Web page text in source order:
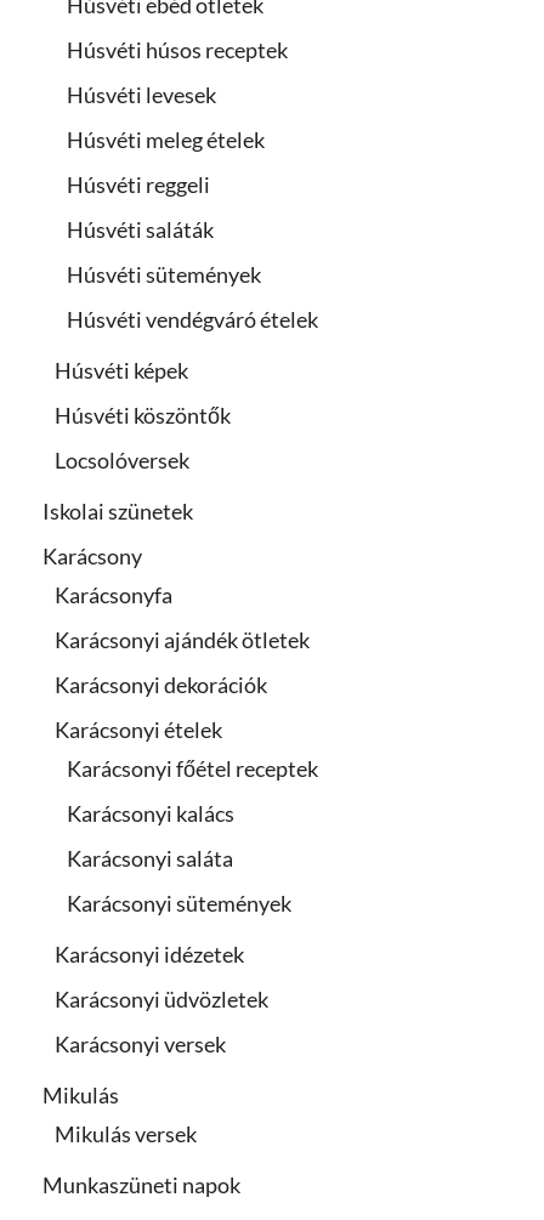
Húsvéti húsos receptek
Húsvéti levesek
Húsvéti meleg ételek
Húsvéti reggeli
Húsvéti saláták
Húsvéti sütemények
Húsvéti vendégváró ételek
Húsvéti képek
Húsvéti köszöntők
Locsolóversek
Iskolai szünetek
Karácsony
Karácsonyfa
Karácsonyi ajándék ötletek
Karácsonyi dekorációk
Karácsonyi ételek
Karácsonyi főétel receptek
Karácsonyi kalács
Karácsonyi saláta
Karácsonyi sütemények
Karácsonyi idézetek
Karácsonyi üdvözletek
Karácsonyi versek
Mikulás
Mikulás versek
Munkaszüneti napok